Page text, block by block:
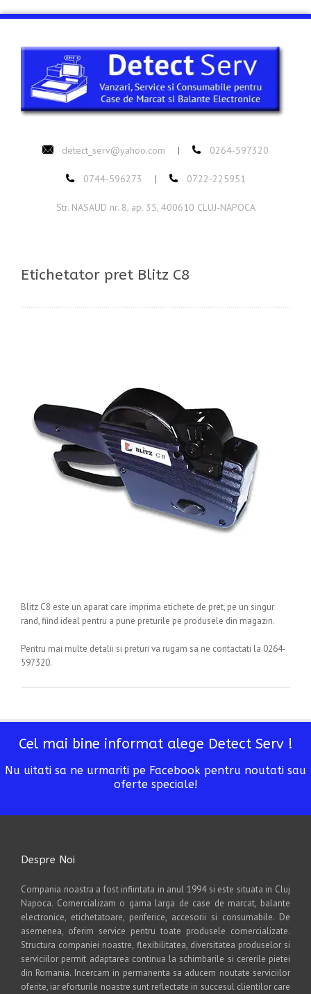
detect_serv@yahoo.com 0264-597320
0744-596273 0722-225951
Str. NASAUD nr. 8, ap. 35, 400610 CLUJ-NAPOCA
Etichetator pret Blitz C8
Blitz C8 este un aparat care imprima etichete de pret, pe un singur
rand, fiind ideal pentru a pune preturile pe produsele din magazin.
Pentru mai multe detalii si preturi va rugam sa ne contactati la 0264-
597320.
Cel mai bine informat alege Detect Serv !
Nu uitati sa ne urmariti pe Facebook pentru noutati sau
oferte speciale!
Despre Noi
Compania noastra a fost infiintata in anul 1994 si este situata in Cluj
Napoca. Comercializam o gama larga de case de marcat, balante
electronice, etichetatoare, periferice, accesorii si consumabile. De
asemenea, oferim service pentru toate produsele comercializate.
Structura companiei noastre, flexibilitatea, diversitatea produselor si
serviciilor permit adaptarea continua la schimbarile si cererile pietei
din Romania. Incercam in permanenta sa aducem noutate serviciilor
oferite, iar eforturile noastre sunt reflectate in succesul clientilor care